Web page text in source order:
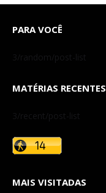
PARA VOCÊ
3/random/post-list
MATÉRIAS RECENTES
3/recent/post-list
MAIS VISITADAS